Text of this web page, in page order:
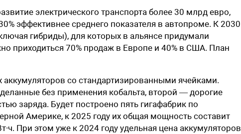
электрического транспорта более 30 млрд евро,
эффективнее среднего показателя в автопроме. К 2030
гибриды), для которых в альянсе придумали
приходиться 70% продаж в Европе и 40% в США. План
аккумуляторов со стандартизированными ячейками.
без применения кобальта, второй — дорогие
заряда. Будет построено пять гигафабрик по
Америке, к 2025 году их общая мощность составит
При этом уже к 2024 году удельная цена аккумуляторов